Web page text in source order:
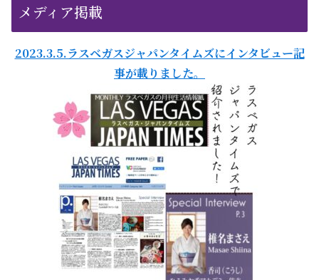
メディア掲載
2023.3.5.ラスベガスジャパンタイムズにインタビュー記
事が載りました。